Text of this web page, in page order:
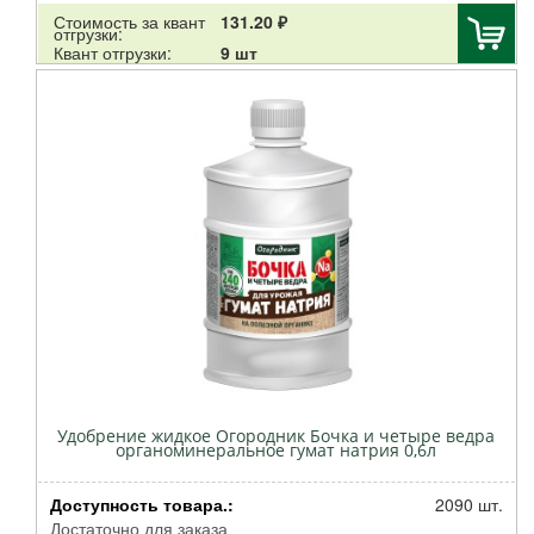
Бона Форте
Щедрая Земля НЦС
Брос
Декоративная Коллекция
GREEN APPLE
Буйские удобрения
Тут био
Стоимость за квант
отгрузки:
131.20 ₽
Квант отгрузки:
9 шт
Удобрение жидкое Огородник Бочка и четыре ведра
органоминеральное гумат натрия 0,6л
Доступность товара.:
Достаточно для заказа
2090 шт.